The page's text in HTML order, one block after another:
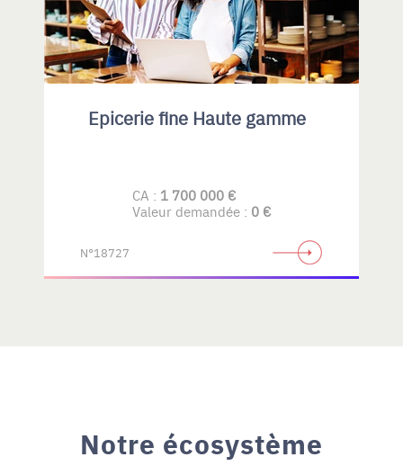
Epicerie fine Haute gamme
CA : 1 700 000 €
Valeur demandée : 0 €
N°18727
Notre écosystème